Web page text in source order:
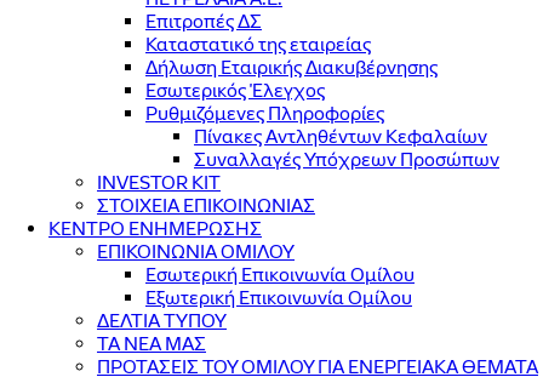
Επιτροπές ΔΣ
Καταστατικό της εταιρείας
Δήλωση Εταιρικής Διακυβέρνησης
Εσωτερικός Έλεγχος
Ρυθμιζόμενες Πληροφορίες
Πίνακες Αντληθέντων Κεφαλαίων
Συναλλαγές Υπόχρεων Προσώπων
INVESTOR KIT
ΣΤΟΙΧΕΙΑ ΕΠΙΚΟΙΝΩΝΙΑΣ
ΚΕΝΤΡΟ ΕΝΗΜΕΡΩΣΗΣ
ΕΠΙΚΟΙΝΩΝΙΑ ΟΜΙΛΟΥ
Εσωτερική Επικοινωνία Ομίλου
Εξωτερική Επικοινωνία Ομίλου
ΔΕΛΤΙΑ ΤΥΠΟΥ
ΤΑ ΝΕΑ ΜΑΣ
ΠΡΟΤΑΣΕΙΣ ΤΟΥ ΟΜΙΛΟΥ ΓΙΑ ΕΝΕΡΓΕΙΑΚΑ ΘΕΜΑΤΑ